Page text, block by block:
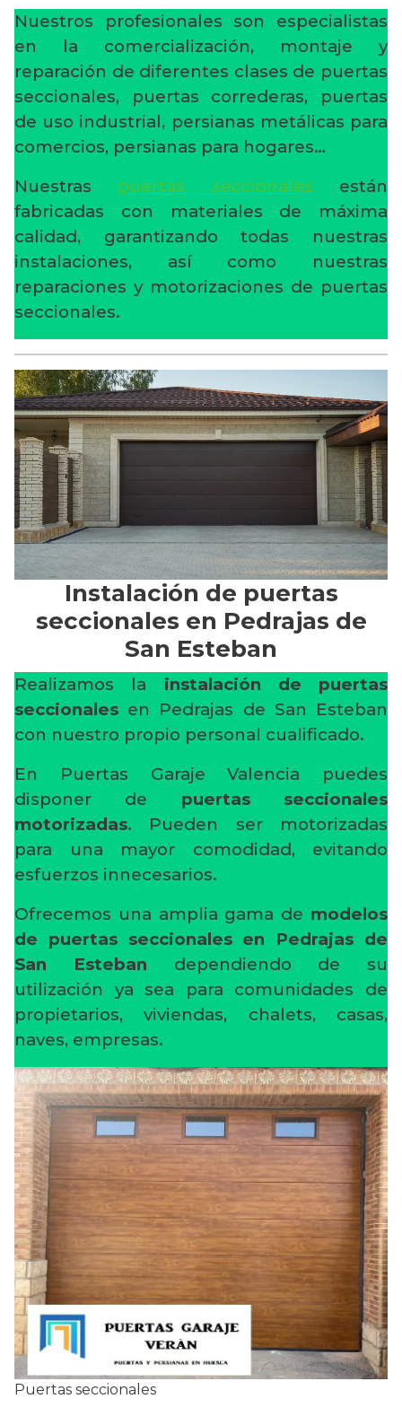
Nuestros profesionales son especialistas
en la comercialización, montaje y
reparación de diferentes clases de puertas
seccionales, puertas correderas, puertas
de uso industrial, persianas metálicas para
comercios, persianas para hogares…
Nuestras puertas seccionales están
fabricadas con materiales de máxima
calidad, garantizando todas nuestras
instalaciones, así como nuestras
reparaciones y motorizaciones de puertas
seccionales.
Instalación de puertas
seccionales en Pedrajas de
San Esteban
Realizamos la instalación de puertas
seccionales en Pedrajas de San Esteban
con nuestro propio personal cualificado.
En Puertas Garaje Valencia puedes
disponer de puertas seccionales
motorizadas. Pueden ser motorizadas
para una mayor comodidad, evitando
esfuerzos innecesarios.
Ofrecemos una amplia gama de modelos
de puertas seccionales en Pedrajas de
San Esteban dependiendo de su
utilización ya sea para comunidades de
propietarios, viviendas, chalets, casas,
naves, empresas.
Puertas seccionales